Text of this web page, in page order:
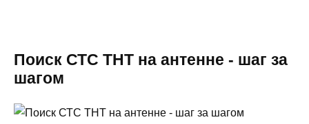
Поиск СТС ТНТ на антенне - шаг за
шагом